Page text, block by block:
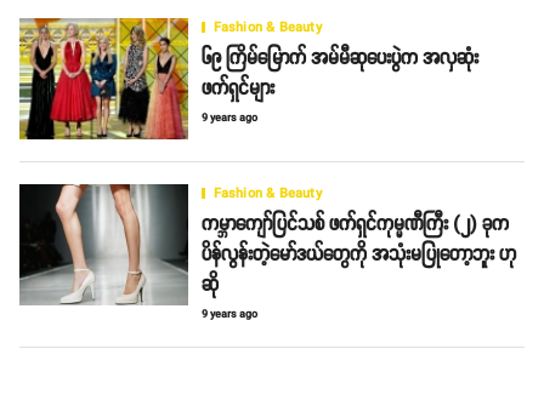
Fashion & Beauty
၆၉ ကြိမ်မြောက် အမ်မီဆုပေးပွဲက အလှဆုံး
ဖက်ရှင်များ
9 years ago
Fashion & Beauty
ကမ္ဘာကျော်ပြင်သစ် ဖက်ရှင်ကုမ္မဏီကြီး (၂) ခုက
ပိန်လွန်းတဲ့မော်ဒယ်တွေကို အသုံးမပြုတော့ဘူး ဟု
ဆို
9 years ago